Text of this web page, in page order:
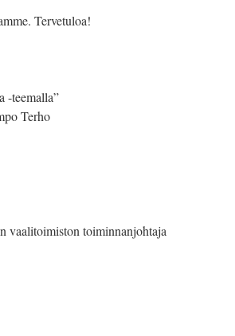
Tervetuloa!
-teemalla”
Terho
vaalitoimiston toiminnanjohtaja